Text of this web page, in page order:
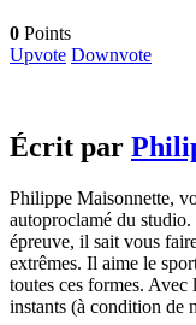
0 Points
Upvote Downvote
Écrit par
Philippe Maisonnette,
autoproclamé du
épreuve, il sait vous
extrêmes. Il aime le
toutes ces formes.
instants (à condition de